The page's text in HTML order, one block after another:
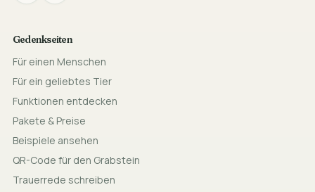
Gedenkseiten
Für einen Menschen
Für ein geliebtes Tier
Funktionen entdecken
Pakete & Preise
Beispiele ansehen
QR-Code für den Grabstein
Trauerrede schreiben